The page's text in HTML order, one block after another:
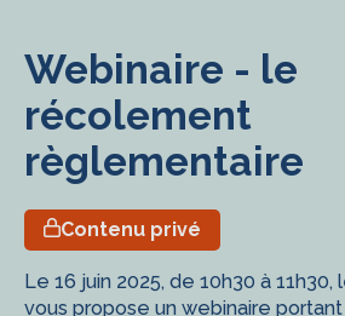
Webinaire - le
récolement
règlementaire
Contenu privé
Le 16 juin 2025, de 10h30 à
vous propose un webinaire portant